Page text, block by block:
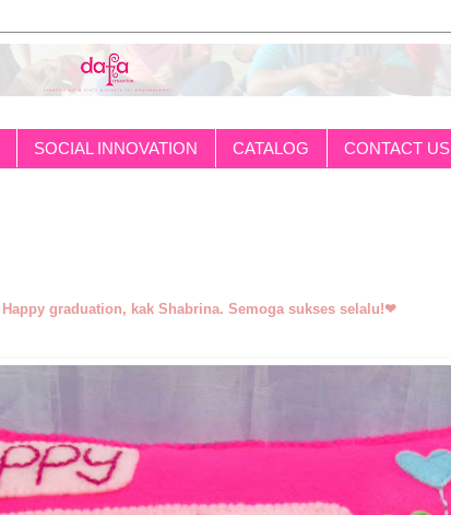
SOCIAL INNOVATION CATALOG CONTACT US
Happy graduation, kak Shabrina. Semoga sukses selalu!❤